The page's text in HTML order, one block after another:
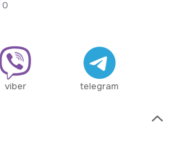
0
viber telegram